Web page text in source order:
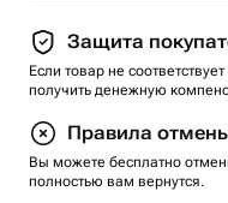
Защита
Если товар не
получить денежную
Правила
Вы можете бесплатно
полностью вам вернутся.